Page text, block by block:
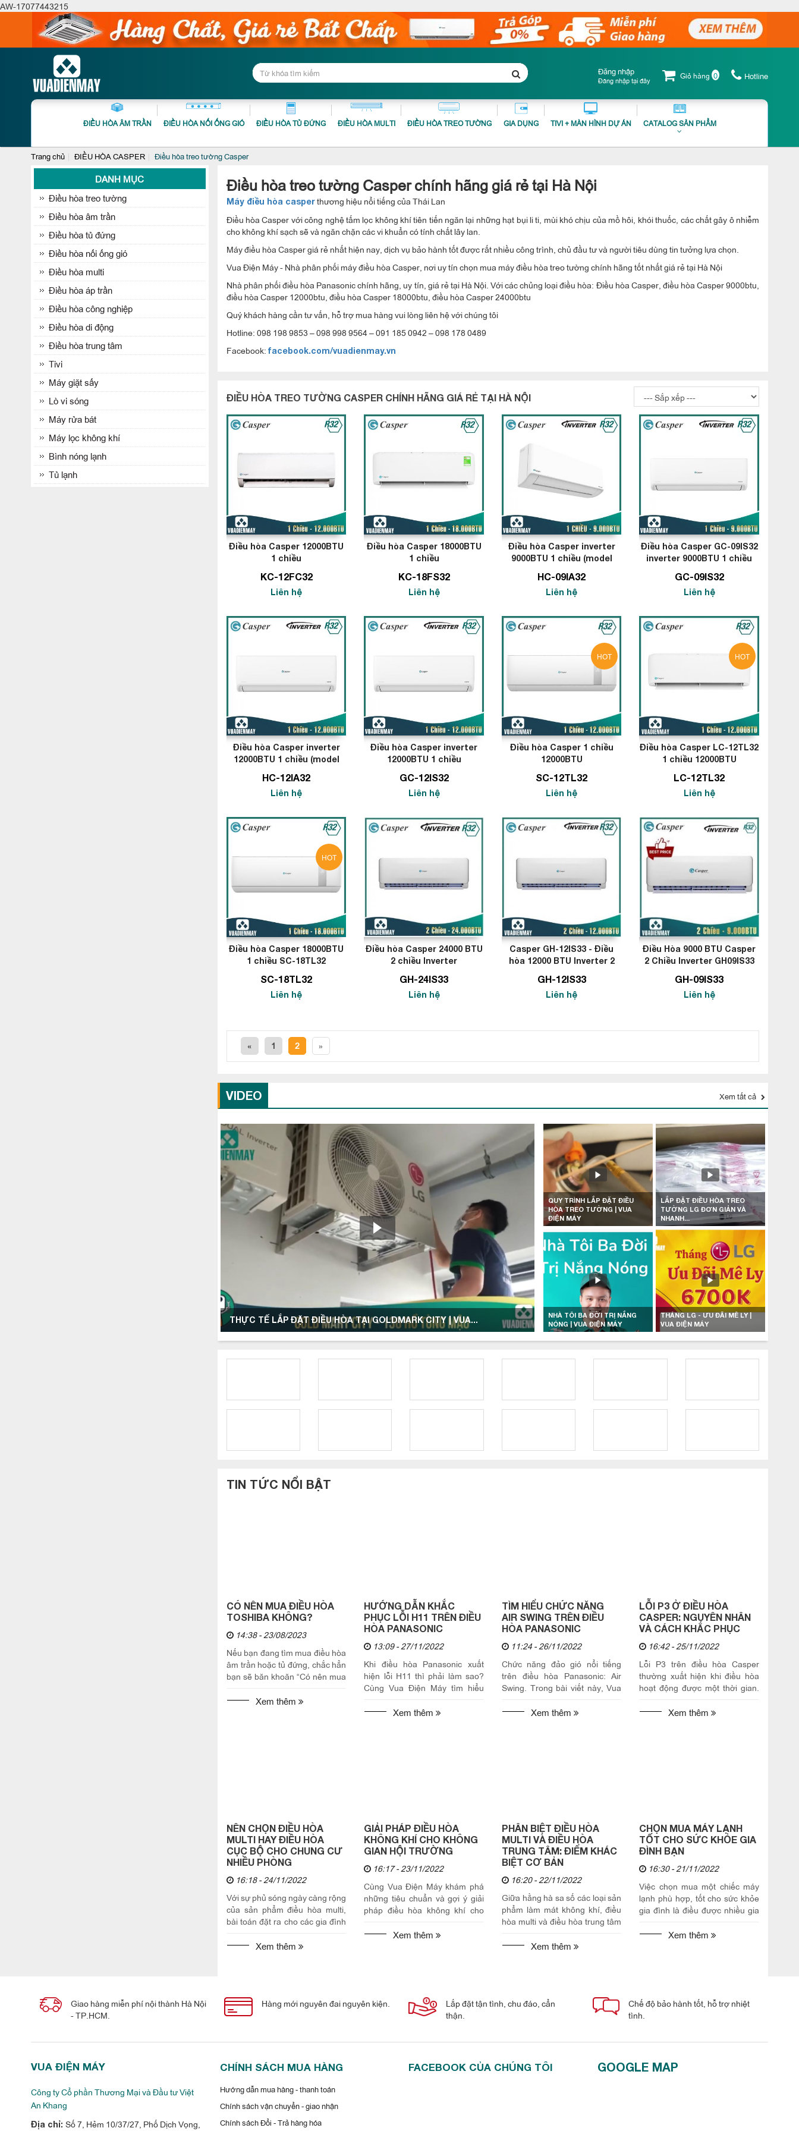
AW-17077443215
Hotline
Giỏ hàng 0
Đăng nhập
Đăng nhập tại đây
ĐIỀU HÒA ÂM TRẦN ĐIỀU HÒA NỐI ỐNG GIÓ ĐIỀU HÒA TỦ ĐỨNG ĐIỀU HÒA MULTI ĐIỀU HÒA TREO TƯỜNG GIA DỤNG TIVI + MÀN HÌNH DỰ ÁN CATALOG SẢN PHẨM
Trang chủ ĐIỀU HÒA CASPER Điều hòa treo tường Casper
DANH MỤC
Điều hòa treo tường
Điều hòa âm trần
Điều hòa tủ đứng
Điều hòa nối ống gió
Điều hòa multi
Điều hòa áp trần
Điều hòa công nghiệp
Điều hòa di động
Điều hòa trung tâm
Tivi
Máy giặt sấy
Lò vi sóng
Máy rửa bát
Máy lọc không khí
Bình nóng lạnh
Tủ lạnh
Điều hòa treo tường Casper chính hãng giá rẻ tại Hà Nội
Máy điều hòa casperthương hiệu nổi tiếng của Thái Lan
Điều hòa Casper với công nghệ tấm lọc không khí tiên tiến ngăn lại những hạt bụi li ti, mùi khó chịu của mồ hôi, khói thuốc, các chất gây ô nhiễm
cho không khí sạch sẽ và ngăn chặn các vi khuẩn có tính chất lây lan.
Máy điều hòa Casper giá rẻ nhất hiện nay, dịch vụ bảo hành tốt được rất nhiều công trình, chủ đầu tư và người tiêu dùng tin tưởng lựa chọn.
Vua Điện Máy - Nhà phân phối máy điều hòa Casper, nơi uy tín chọn mua máy điều hòa treo tường chính hãng tốt nhất giá rẻ tại Hà Nội
Nhà phân phối điều hòa Panasonic chính hãng, uy tín, giá rẻ tại Hà Nội. Với các chủng loại điều hòa: Điều hòa Casper, điều hòa Casper 9000btu,
điều hòa Casper 12000btu, điều hòa Casper 18000btu, điều hòa Casper 24000btu
Quý khách hàng cần tư vấn, hỗ trợ mua hàng vui lòng liên hệ với chúng tôi
Hotline: 098 198 9853 – 098 998 9564 – 091 185 0942 – 098 178 0489
Facebook: facebook.com/vuadienmay.vn
ĐIỀU HÒA TREO TƯỜNG CASPER CHÍNH HÃNG GIÁ RẺ TẠI HÀ NỘI
Điều hòa Casper 12000BTU
1 chiều
KC-12FC32
Liên hệ
Điều hòa Casper 18000BTU
1 chiều
KC-18FS32
Liên hệ
Điều hòa Casper inverter
9000BTU 1 chiều (model
HC-09IA32
Liên hệ
Điều hòa Casper GC-09IS32
inverter 9000BTU 1 chiều
GC-09IS32
Liên hệ
Điều hòa Casper inverter
12000BTU 1 chiều (model
HC-12IA32
Liên hệ
Điều hòa Casper inverter
12000BTU 1 chiều
GC-12IS32
Liên hệ
HOT
Điều hòa Casper 1 chiều
12000BTU
SC-12TL32
Liên hệ
HOT
Điều hòa Casper LC-12TL32
1 chiều 12000BTU
LC-12TL32
Liên hệ
HOT
Điều hòa Casper 18000BTU
1 chiều SC-18TL32
SC-18TL32
Liên hệ
Điều hòa Casper 24000 BTU
2 chiều Inverter
GH-24IS33
Liên hệ
Casper GH-12IS33 - Điều
hòa 12000 BTU Inverter 2
GH-12IS33
Liên hệ
Điều Hòa 9000 BTU Casper
2 Chiều Inverter GH09IS33
GH-09IS33
Liên hệ
« 1 2 »
VIDEO Xem tất cả
THỰC TẾ LẮP ĐẶT ĐIỀU HÒA TẠI GOLDMARK CITY | VUA...
QUY TRÌNH LẮP ĐẶT ĐIỀU
HÒA TREO TƯỜNG | VUA
ĐIỆN MÁY
LẮP ĐẶT ĐIỀU HÒA TREO
TƯỜNG LG ĐƠN GIẢN VÀ
NHANH...
NHÀ TÔI BA ĐỜI TRỊ NẮNG
NÓNG | VUA ĐIỆN MÁY
THÁNG LG - ƯU ĐÃI MÊ LY |
VUA ĐIỆN MÁY
TIN TỨC NỔI BẬT
CÓ NÊN MUA ĐIỀU HÒA
TOSHIBA KHÔNG?
14:38 - 23/08/2023
Nếu bạn đang tìm mua điều hòa
âm trần hoặc tủ đứng, chắc hẳn
bạn sẽ băn khoăn “Có nên mua
Trong bài viết này Vua Điện
Xem thêm
HƯỚNG DẪN KHẮC
PHỤC LỖI H11 TRÊN ĐIỀU
HÒA PANASONIC
13:09 - 27/11/2022
Khi điều hòa Panasonic xuất
hiện lỗi H11 thì phải làm sao?
Cùng Vua Điện Máy tìm hiểu
lỗi H11 trên điều hòa Panasonic
Xem thêm
TÌM HIỂU CHỨC NĂNG
AIR SWING TRÊN ĐIỀU
HÒA PANASONIC
11:24 - 26/11/2022
Chức năng đảo gió nổi tiếng
trên điều hòa Panasonic: Air
Swing. Trong bài viết này, Vua
chi tiết về chức năng này.
Xem thêm
LỖI P3 Ở ĐIỀU HÒA
CASPER: NGUYÊN NHÂN
VÀ CÁCH KHẮC PHỤC
16:42 - 25/11/2022
Lỗi P3 trên điều hòa Casper
thường xuất hiện khi điều hòa
hoạt động được một thời gian.
Máy chia sẻ đến bạn nguyên
Xem thêm
NÊN CHỌN ĐIỀU HÒA
MULTI HAY ĐIỀU HÒA
CỤC BỘ CHO CHUNG CƯ
NHIỀU PHÒNG
16:18 - 24/11/2022
Với sự phủ sóng ngày càng rộng
của sản phẩm điều hòa multi,
bài toán đặt ra cho các gia đình
nên chọn điều hòa multi hay...
Xem thêm
GIẢI PHÁP ĐIỀU HÒA
KHÔNG KHÍ CHO KHÔNG
GIAN HỘI TRƯỜNG
16:17 - 23/11/2022
Cùng Vua Điện Máy khám phá
những tiêu chuẩn và gợi ý giải
pháp điều hòa không khí cho
qua bài viết sau.
Xem thêm
PHÂN BIỆT ĐIỀU HÒA
MULTI VÀ ĐIỀU HÒA
TRUNG TÂM: ĐIỂM KHÁC
BIỆT CƠ BẢN
16:20 - 22/11/2022
Giữa hằng hà sa số các loại sản
phẩm làm mát không khí, điều
hòa multi và điều hòa trung tâm
cả. Hiện nay do một số...
Xem thêm
CHỌN MUA MÁY LẠNH
TỐT CHO SỨC KHỎE GIA
ĐÌNH BẠN
16:30 - 21/11/2022
Việc chọn mua một chiếc máy
lạnh phù hợp, tốt cho sức khỏe
gia đình là điều được nhiều gia
này, Vua Điện Máy gửi đến
Xem thêm
Giao hàng miễn phí nội thành Hà Nội
- TP.HCM.
Hàng mới nguyên đai nguyên kiện.
Lắp đặt tận tình, chu đáo, cẩn
thận.
Chế độ bảo hành tốt, hỗ trợ nhiệt
tình.
VUA ĐIỆN MÁY
Công ty Cổ phần Thương Mại và Đầu tư Việt
An Khang
Địa chỉ: Số 7, Hẻm 10/37/27, Phố Dịch Vọng,
CHÍNH SÁCH MUA HÀNG
Hướng dẫn mua hàng - thanh toán
Chính sách vận chuyển - giao nhận
Chính sách Đổi - Trả hàng hóa
FACEBOOK CỦA CHÚNG TÔI GOOGLE MAP